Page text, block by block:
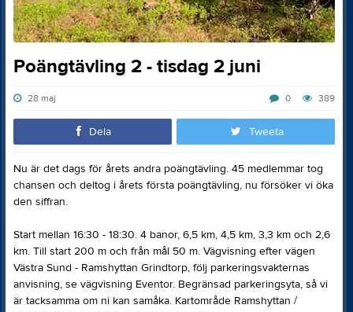
Poängtävling 2 - tisdag 2 juni
28 maj 389
0
Dela Tweeta
Nu är det dags för årets andra poängtävling. 45 medlemmar tog
chansen och deltog i årets första poängtävling, nu försöker vi öka
den siffran.
Start mellan 16:30 - 18:30. 4 banor, 6,5 km, 4,5 km, 3,3 km och 2,6
km. Till start 200 m och från mål 50 m. Vägvisning efter vägen
Västra Sund - Ramshyttan Grindtorp, följ parkeringsvakternas
anvisning, se vägvisning Eventor. Begränsad parkeringsyta, så vi
är tacksamma om ni kan samåka. Kartområde Ramshyttan /